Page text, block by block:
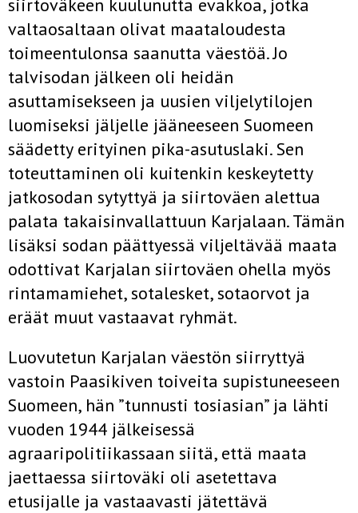
siirtoväkeen kuulunutta evakkoa, jotka
valtaosaltaan olivat maataloudesta
toimeentulonsa saanutta väestöä. Jo
talvisodan jälkeen oli heidän
asuttamisekseen ja uusien viljelytilojen
luomiseksi jäljelle jääneeseen Suomeen
säädetty erityinen pika-asutuslaki. Sen
toteuttaminen oli kuitenkin keskeytetty
jatkosodan sytyttyä ja siirtoväen alettua
palata takaisinvallattuun Karjalaan. Tämän
lisäksi sodan päättyessä viljeltävää maata
odottivat Karjalan siirtoväen ohella myös
rintamamiehet, sotalesket, sotaorvot ja
eräät muut vastaavat ryhmät.
Luovutetun Karjalan väestön siirryttyä
vastoin Paasikiven toiveita supistuneeseen
Suomeen, hän ”tunnusti tosiasian” ja lähti
vuoden 1944 jälkeisessä
agraaripolitiikassaan siitä, että maata
jaettaessa siirtoväki oli asetettava
etusijalle ja vastaavasti jätettävä